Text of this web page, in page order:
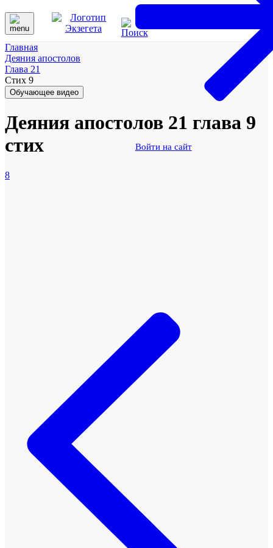
Войти на сайт
Главная
Деяния апостолов
Глава 21
Стих 9
Обучающее видео
Деяния апостолов 21 глава 9
стих
8